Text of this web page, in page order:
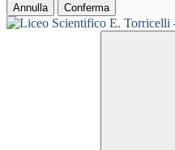
Annulla Conferma